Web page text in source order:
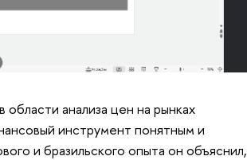
анализа цен на рынках
инструмент понятным и
и бразильского опыта он объяснил,